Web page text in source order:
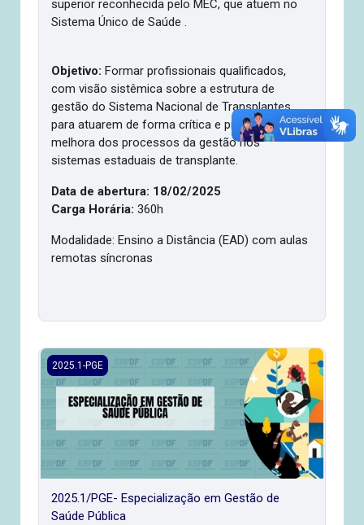
superior reconhecida pelo MEC, que atuem no
Sistema Único de Saúde .
Objetivo: Formar profissionais qualificados,
com visão sistêmica sobre a estrutura de
gestão do Sistema Nacional de Transplantes
para atuarem de forma crítica e propositiva na
melhora dos processos da gestão nos
sistemas estaduais de transplante.
Data de abertura: 18/02/2025
Carga Horária: 360h
Modalidade: Ensino a Distância (EAD) com aulas
remotas síncronas
2025.1/PGE- Especialização em Gestão de Saúde Pública
2025.1-PGE
2025.1/PGE- Especialização em Gestão de
Saúde Pública